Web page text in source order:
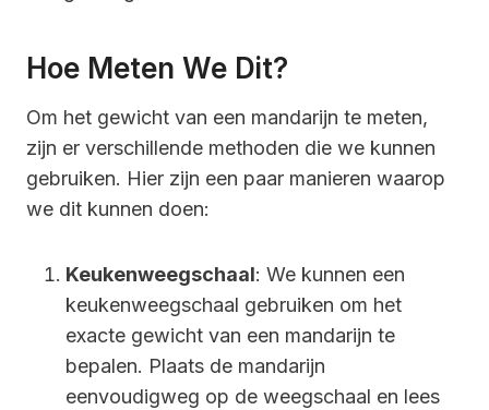
Hoe Meten We Dit?
Om het gewicht van een mandarijn te meten,
zijn er verschillende methoden die we kunnen
gebruiken. Hier zijn een paar manieren waarop
we dit kunnen doen:
Keukenweegschaal: We kunnen een
keukenweegschaal gebruiken om het
exacte gewicht van een mandarijn te
bepalen. Plaats de mandarijn
eenvoudigweg op de weegschaal en lees